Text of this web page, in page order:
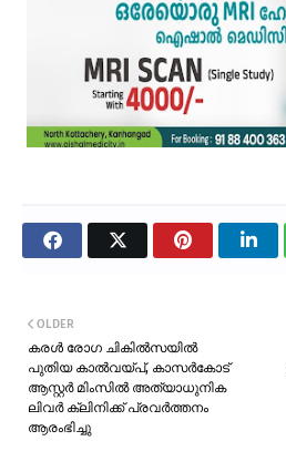
OLDER
കരൾ രോഗ ചികിൽസയിൽ
പുതിയ കാൽവയ്പ്, കാസർകോട്
ആസ്റ്റർ മിംസിൽ അത്യാധുനിക
ലിവർ ക്ലിനിക്ക് പ്രവർത്തനം
ആരംഭിച്ചു